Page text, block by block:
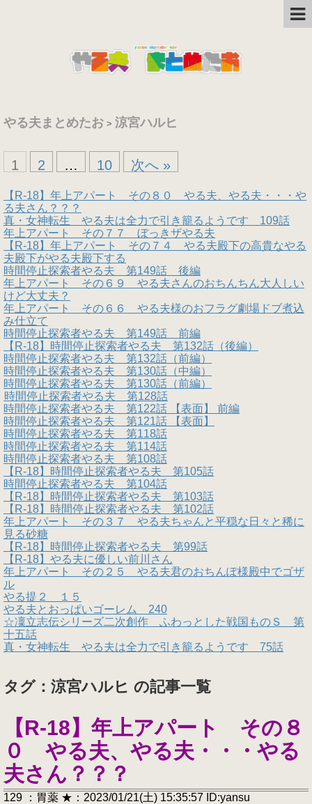
やる夫まとめたお > 涼宮ハルヒ
1 2 … 10 次へ »
【R-18】年上アパート その８０ やる夫、やる夫・・・や
る夫さん？？？
真・女神転生 やる夫は全力で引き籠るようです 109話
年上アパート その７７ ぼっきザやる夫
【R-18】年上アパート その７４ やる夫殿下の高貴なやる
夫殿下がやる夫殿下する
時間停止探索者やる夫 第149話 後編
年上アパート その６９ やる夫さんのおちんちん大人しい
けど大丈夫？
年上アパート その６６ やる夫様のおフラグ劇場ドブ煮込
み仕立て
時間停止探索者やる夫 第149話 前編
【R-18】時間停止探索者やる夫 第132話（後編）
時間停止探索者やる夫 第132話（前編）
時間停止探索者やる夫 第130話（中編）
時間停止探索者やる夫 第130話（前編）
時間停止探索者やる夫 第128話
時間停止探索者やる夫 第122話 【表面】 前編
時間停止探索者やる夫 第121話 【表面】
時間停止探索者やる夫 第118話
時間停止探索者やる夫 第114話
時間停止探索者やる夫 第108話
【R-18】時間停止探索者やる夫 第105話
時間停止探索者やる夫 第104話
【R-18】時間停止探索者やる夫 第103話
【R-18】時間停止探索者やる夫 第102話
年上アパート その３７ やる夫ちゃんと平穏な日々と稀に
見る砂糖
【R-18】時間停止探索者やる夫 第99話
【R-18】やる夫に優しい前川さん
年上アパート その２５ やる夫君のおちんぽ様殿中でゴザ
ル
やる提２ １５
やる夫とおっぱいゴーレム 240
☆凜立志伝シリーズ二次創作 ふわっとした戦国ものＳ 第
十五話
真・女神転生 やる夫は全力で引き籠るようです 75話
タグ：涼宮ハルヒ の記事一覧
【R-18】年上アパート その８
０ やる夫、やる夫・・・やる
夫さん？？？
129 ：胃薬 ★：2023/01/21(土) 15:35:57 ID:yansu